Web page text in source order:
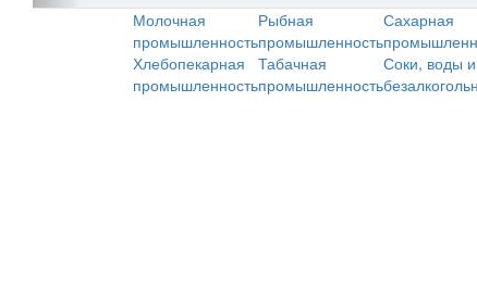
Молочная
промышленность
Рыбная
промышленность
Сахарная
Хлебопекарная
промышленность
Табачная
промышленность
Соки, воды и